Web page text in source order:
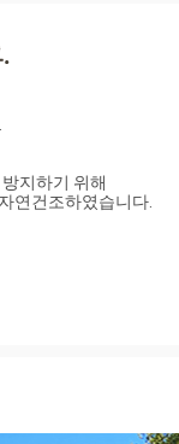
지하기 위해